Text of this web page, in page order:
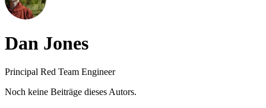
Dan Jones
Principal Red Team Engineer
Noch keine Beiträge dieses Autors.